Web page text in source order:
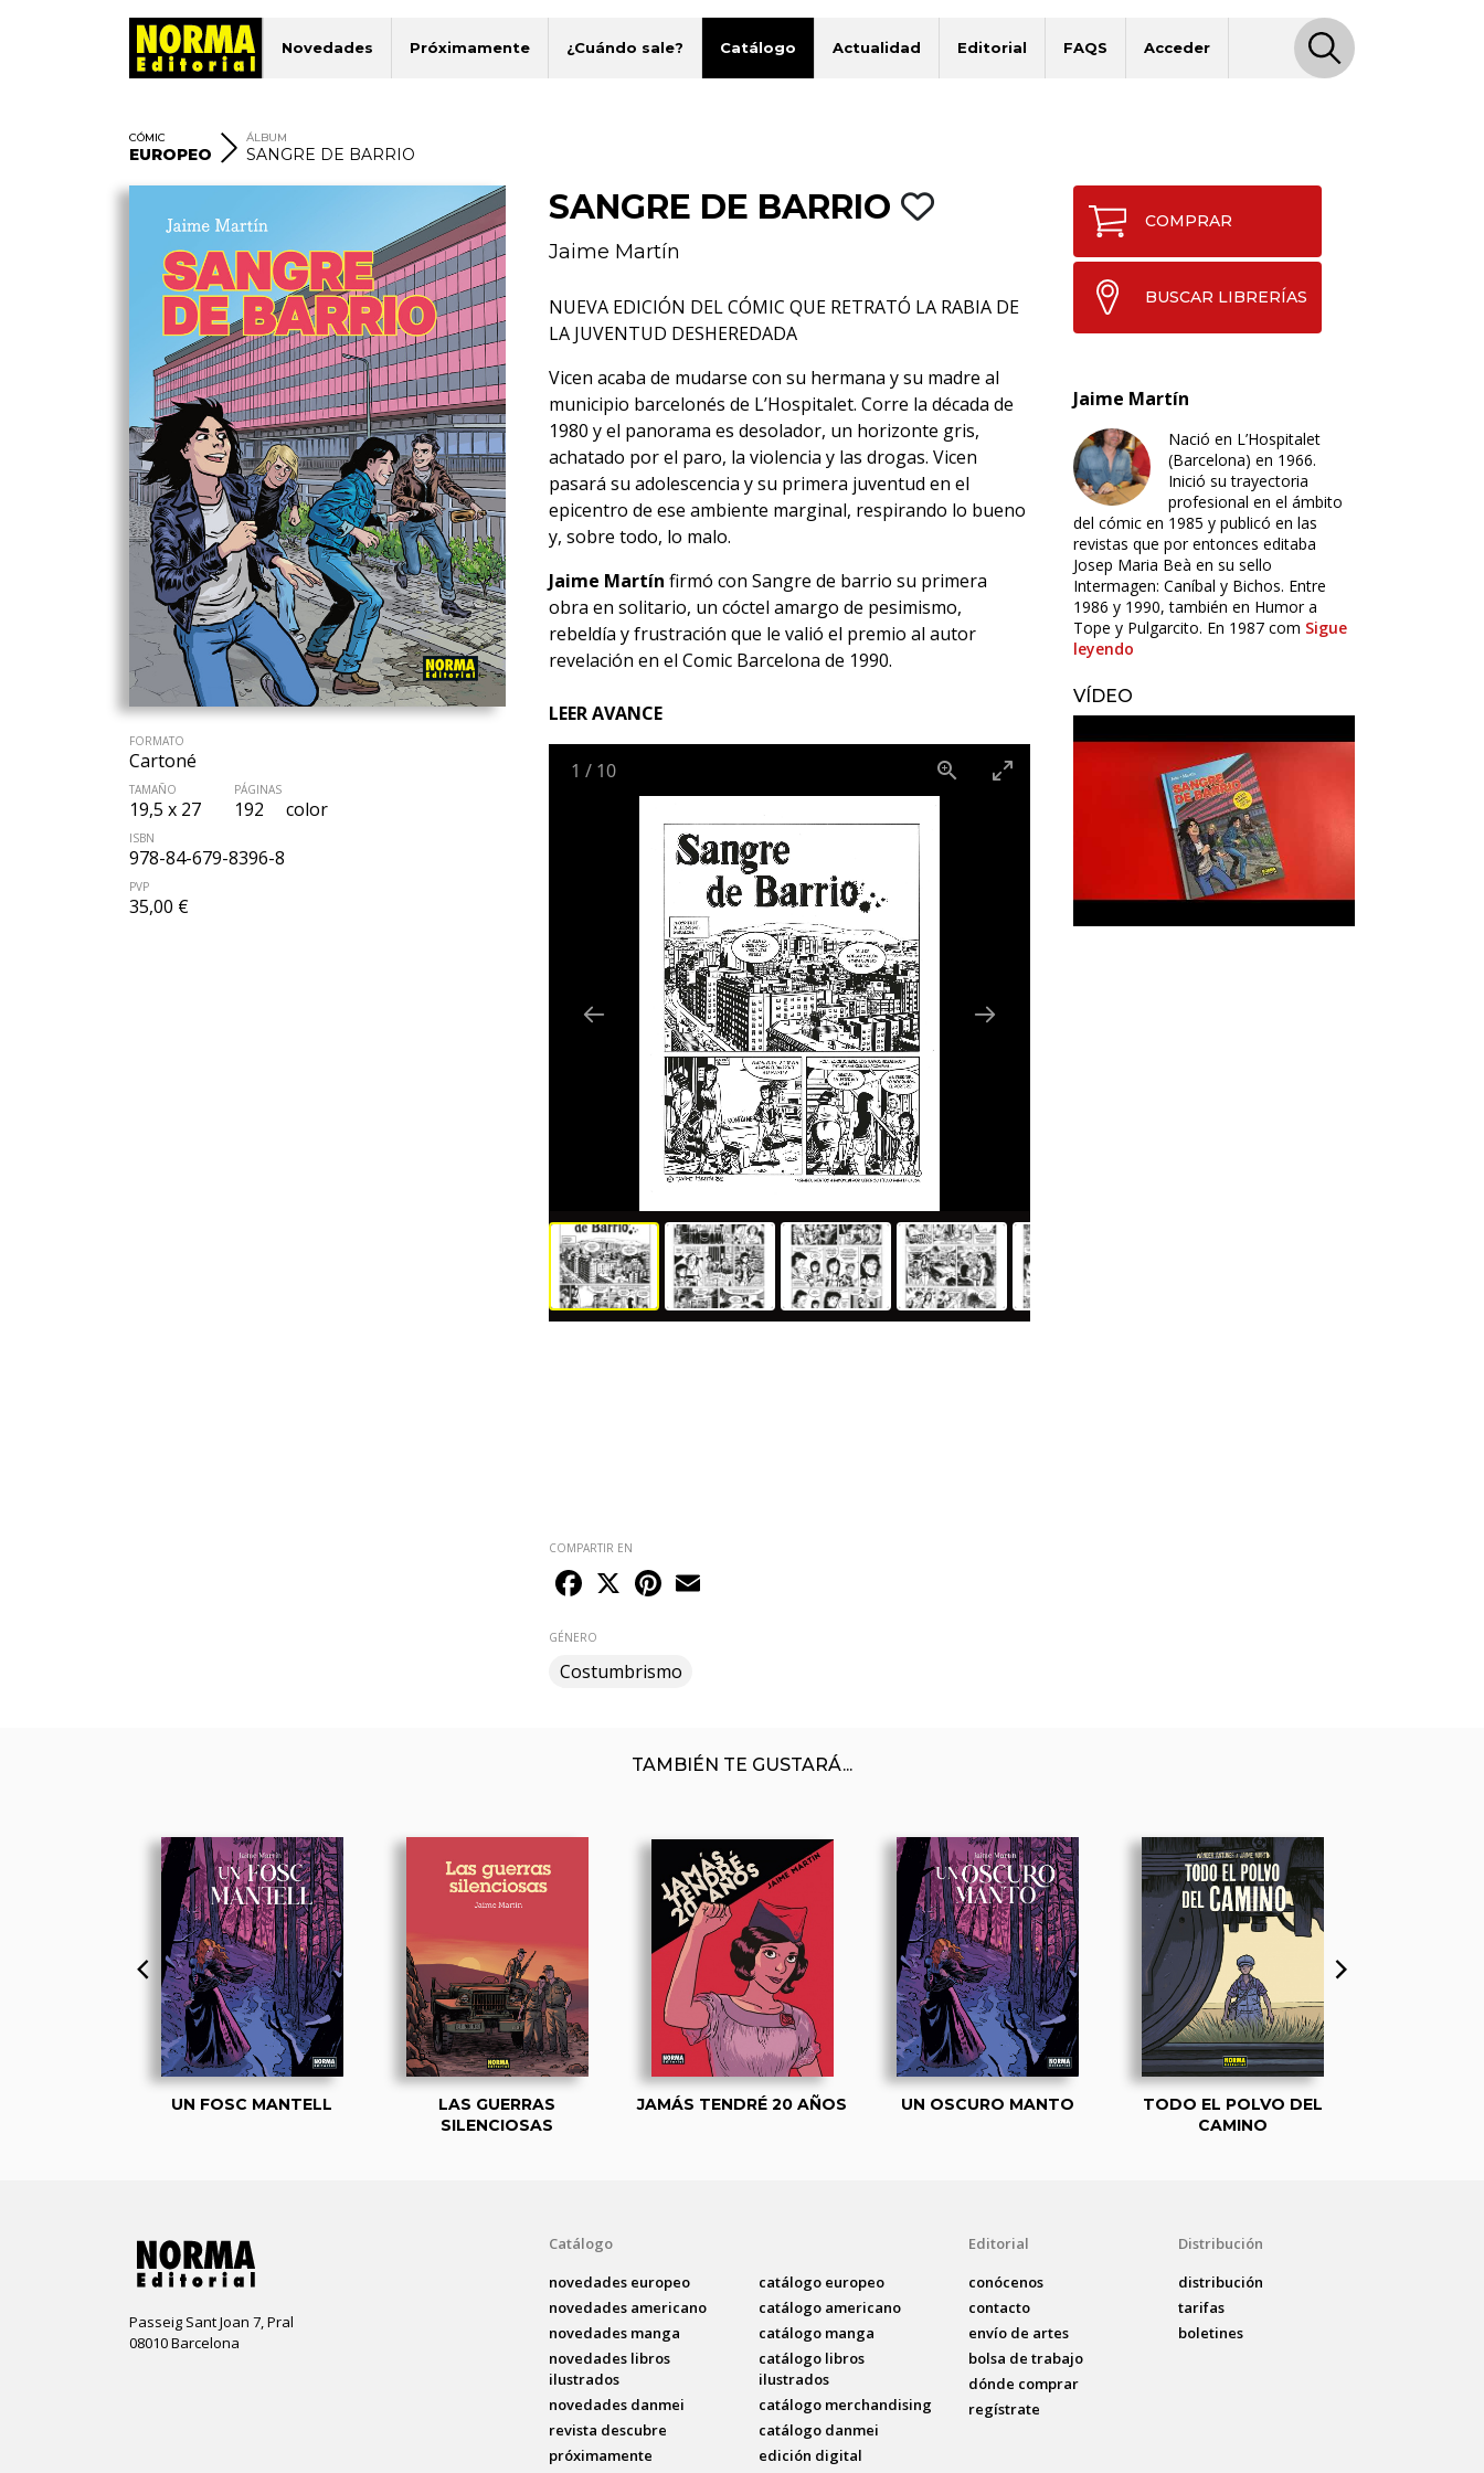
Novedades Próximamente ¿Cuándo sale? Catálogo Actualidad Editorial FAQS Acceder
CÓMIC
EUROPEO
ÁLBUM
SANGRE DE BARRIO
FORMATO
Cartoné
TAMAÑO
19,5 x 27
PÁGINAS
192 color
ISBN
978-84-679-8396-8
PVP
35,00 €
SANGRE DE BARRIO
Jaime Martín
NUEVA EDICIÓN DEL CÓMIC QUE RETRATÓ LA RABIA DE
LA JUVENTUD DESHEREDADA
Vicen acaba de mudarse con su hermana y su madre al
municipio barcelonés de L’Hospitalet. Corre la década de
1980 y el panorama es desolador, un horizonte gris,
achatado por el paro, la violencia y las drogas. Vicen
pasará su adolescencia y su primera juventud en el
epicentro de ese ambiente marginal, respirando lo bueno
y, sobre todo, lo malo.
Jaime Martín firmó con Sangre de barrio su primera
obra en solitario, un cóctel amargo de pesimismo,
rebeldía y frustración que le valió el premio al autor
revelación en el Comic Barcelona de 1990.
LEER AVANCE
1 / 10
COMPARTIR EN
Facebook
X Pinterest
GÉNERO
Costumbrismo
COMPRAR
BUSCAR LIBRERÍAS
Jaime Martín
Nació en L’Hospitalet
(Barcelona) en 1966.
Inició su trayectoria
profesional en el ámbito
del cómic en 1985 y publicó en las
revistas que por entonces editaba
Josep Maria Beà en su sello
Intermagen: Caníbal y Bichos. Entre
1986 y 1990, también en Humor a
Tope y Pulgarcito. En 1987 com Sigue
leyendo
VÍDEO
TAMBIÉN TE GUSTARÁ...
UN FOSC MANTELL
LAS GUERRAS
SILENCIOSAS
JAMÁS TENDRÉ 20 AÑOS UN OSCURO MANTO
TODO EL POLVO DEL
CAMINO
Passeig Sant Joan 7, Pral
08010 Barcelona
Catálogo
novedades europeo
novedades americano
novedades manga
novedades libros
ilustrados
novedades danmei
revista descubre
próximamente
catálogo europeo
catálogo americano
catálogo manga
catálogo libros
ilustrados
catálogo merchandising
catálogo danmei
edición digital
Editorial
conócenos
contacto
envío de artes
bolsa de trabajo
dónde comprar
regístrate
Distribución
distribución
tarifas
boletines